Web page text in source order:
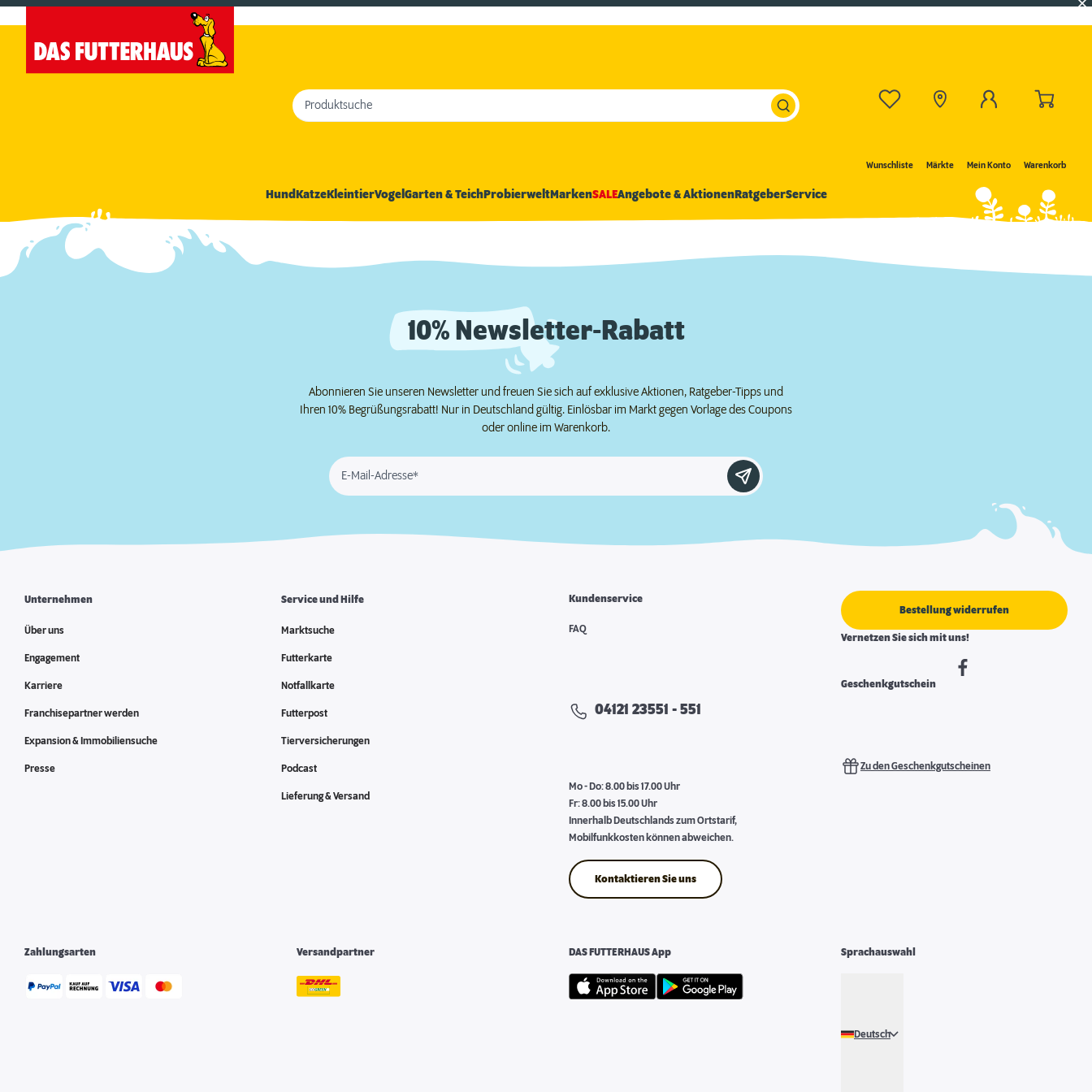
Wunschliste Märkte Mein Konto Warenkorb
Produktsuche
HundKatzeKleintierVogel Garten & TeichProbierweltMarkenSALEAngebote & AktionenRatgeberService
10% Newsletter-Rabatt
Abonnieren Sie unseren Newsletter und freuen Sie sich auf exklusive Aktionen, Ratgeber-Tipps und
Ihren 10% Begrüßungsrabatt! Nur in Deutschland gültig. Einlösbar im Markt gegen Vorlage des Coupons
oder online im Warenkorb.
E-Mail-Adresse*
Unternehmen
Über uns
Engagement
Karriere
Franchisepartner werden
Expansion & Immobiliensuche
Presse
Service und Hilfe
Marktsuche
Futterkarte
Notfallkarte
Futterpost
Tierversicherungen
Podcast
Lieferung & Versand
Kundenservice
FAQ
04121 23551 - 551
Mo - Do: 8.00 bis 17.00 Uhr
Fr: 8.00 bis 15.00 Uhr
Innerhalb Deutschlands zum Ortstarif,
Mobilfunkkosten können abweichen.
Kontaktieren Sie uns
Bestellung widerrufen
Vernetzen Sie sich mit uns!
Geschenkgutschein
Zu den Geschenkgutscheinen
Zahlungsarten Versandpartner DAS FUTTERHAUS App Sprachauswahl
Deutsch